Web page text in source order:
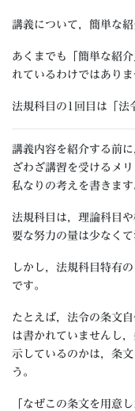
講義について，簡単な
あくまでも「簡単な紹
れているわけではありま
法規科目の1回目は「法
講義内容を紹介する前
ざわざ講習を受けるメ
私なりの考えを書きます
法規科目は，理論科目
要な努力の量は少なくて
しかし，法規科目特有
です。
たとえば，法令の条文
は書かれていませんし
示しているのかは，条
う。
「なぜこの条文を用意